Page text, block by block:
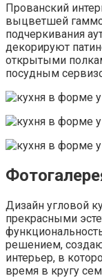
Прованский
выцветшей
подчеркивания
декорируют
открытыми
посудным
Дизайн угловой
прекрасными
решением,
интерьер, в
время в кругу